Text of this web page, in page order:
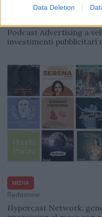
Data Deletion
DATI E RICERCHE
Podcast Advertising a
investimenti pubblicitari
MEDIA
Redazione
Hypercast Network: